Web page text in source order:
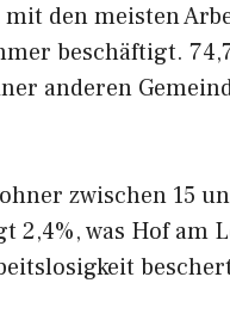
den meisten
beschäftigt.
anderen
zwischen 15
2,4%, was Hof am